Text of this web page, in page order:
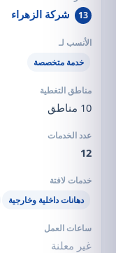
13 شركة الزهراء
خدمة متخصصة
10 مناطق
12
دهانات داخلية وخارجية
غير معلنة